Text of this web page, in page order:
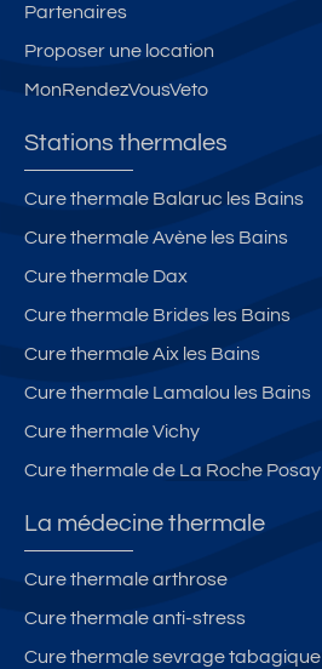
Partenaires
Proposer une location
MonRendezVousVeto
Stations thermales
Cure thermale Balaruc les Bains
Cure thermale Avène les Bains
Cure thermale Dax
Cure thermale Brides les Bains
Cure thermale Aix les Bains
Cure thermale Lamalou les Bains
Cure thermale Vichy
Cure thermale de La Roche Posay
La médecine thermale
Cure thermale arthrose
Cure thermale anti-stress
Cure thermale sevrage tabagique